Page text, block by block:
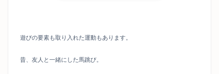
遊びの要素も取り入れた運動もあります。
昔、友人と一緒にした馬跳び。